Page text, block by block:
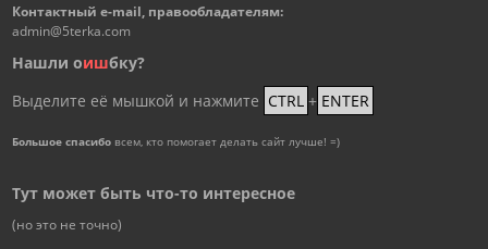
Контактный e-mail, правообладателям:
admin@5terka.com
Нашли оишбку?
Выделите её мышкой и нажмите CTRL + ENTER
Большое спасибовсем, кто помогает делать сайт лучше! =)
Тут может быть что-то интересное
(но это не точно)